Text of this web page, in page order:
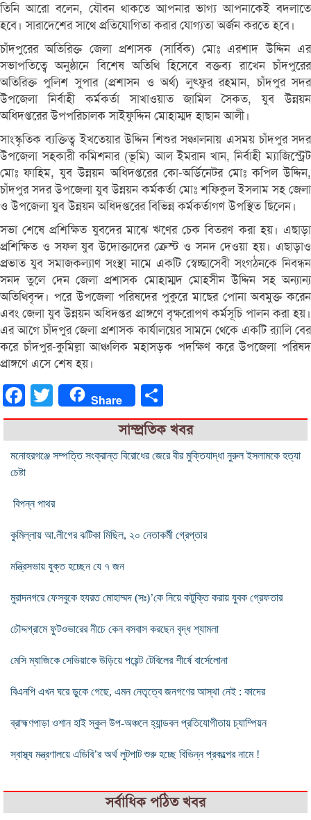
তিনি আরো বলেন, যৌবন থাকতে আপনার ভাগ্য আপনাকেই বদলাতে
হবে। সারাদেশের সাথে প্রতিযোগিতা করার যোগ্যতা অর্জন করতে হবে।
চাঁদপুরের অতিরিক্ত জেলা প্রশাসক (সার্বিক) মোঃ এরশাদ উদ্দিন এর
সভাপতিত্বে অনুষ্ঠানে বিশেষ অতিথি হিসেবে বক্তব্য রাখেন চাঁদপুরের
অতিরিক্ত পুলিশ সুপার (প্রশাসন ও অর্থ) লুৎফুর রহমান, চাঁদপুর সদর
উপজেলা নির্বাহী কর্মকর্তা সাখাওয়াত জামিল সৈকত, যুব উন্নয়ন
অধিদপ্তরের উপপরিচালক সাইফুদ্দিন মোহাম্মদ হাছান আলী।
সাংস্কৃতিক ব্যক্তিত্ব ইখতেয়ার উদ্দিন শিশুর সঞ্চালনায় এসময় চাঁদপুর সদর
উপজেলা সহকারী কমিশনার (ভূমি) আল ইমরান খান, নির্বাহী ম্যাজিস্ট্রেট
মোঃ ফাহিম, যুব উন্নয়ন অধিদপ্তরের কো-অর্ডিনেটর মোঃ কপিল উদ্দিন,
চাঁদপুর সদর উপজেলা যুব উন্নয়ন কর্মকর্তা মোঃ শফিকুল ইসলাম সহ জেলা
ও উপজেলা যুব উন্নয়ন অধিদপ্তরের বিভিন্ন কর্মকর্তাগণ উপস্থিত ছিলেন।
সভা শেষে প্রশিক্ষিত যুবদের মাঝে ঋণের চেক বিতরণ করা হয়। এছাড়া
প্রশিক্ষিত ও সফল যুব উদোক্তাদের ক্রেস্ট ও সনদ দেওয়া হয়। এছাড়াও
প্রভাত যুব সমাজকল্যাণ সংস্থা নামে একটি স্বেচ্ছাসেবী সংগঠনকে নিবন্ধন
সনদ তুলে দেন জেলা প্রশাসক মোহাম্মদ মোহসীন উদ্দিন সহ অন্যান্য
অতিথিবৃন্দ। পরে উপজেলা পরিষদের পুকুরে মাছের পোনা অবমুক্ত করেন
এবং জেলা যুব উন্নয়ন অধিদপ্তর প্রাঙ্গণে বৃক্ষরোপণ কর্মসূচি পালন করা হয়।
এর আগে চাঁদপুর জেলা প্রশাসক কার্যালয়ের সামনে থেকে একটি র‍্যালি বের
করে চাঁদপুর-কুমিল্লা আঞ্চলিক মহাসড়ক পদক্ষিণ করে উপজেলা পরিষদ
প্রাঙ্গণে এসে শেষ হয়।
FacebookTwitter Share
সাম্প্রতিক খবর
মনোহরগঞ্জে সম্পত্তি সংক্রান্ত বিরোধের জেরে বীর মুক্তিযাদ্ধা নুরুল ইসলামকে হত্যা
চেষ্টা
বিপন্ন পাথর
কুমিল্লায় আ.লীগের ঝটিকা মিছিল, ২০ নেতাকর্মী গ্রেপ্তার
মন্ত্রিসভায় যুক্ত হচ্ছেন যে ৭ জন
মুরাদনগরে ফেসবুকে হযরত মোহাম্মদ (সঃ)’কে নিয়ে কটুক্তি করায় যুবক গ্রেফতার
চৌদ্দগ্রামে ফুটওভারের নীচে কেন বসবাস করছেন বৃদ্ধ শ্যামলা
মেসি ম্যাজিকে সেভিয়াকে উড়িয়ে পয়েন্ট টেবিলের শীর্ষে বার্সেলোনা
বিএনপি এখন ঘরে ডুকে গেছে, এমন নেতৃত্বে জনগণের আস্থা নেই : কাদের
ব্রাহ্মণপাড়া ওশান হাই স্কুল উপ-অঞ্চলে হ্যান্ডবল প্রতিযোগীতায় চ্যাম্পিয়ন
স্বাস্থ্য মন্ত্রণালয়ে এডিবি’র অর্থ লুটপাট শুরু হচ্ছে বিভিন্ন প্রকল্পের নামে !
সর্বাধিক পঠিত খবর